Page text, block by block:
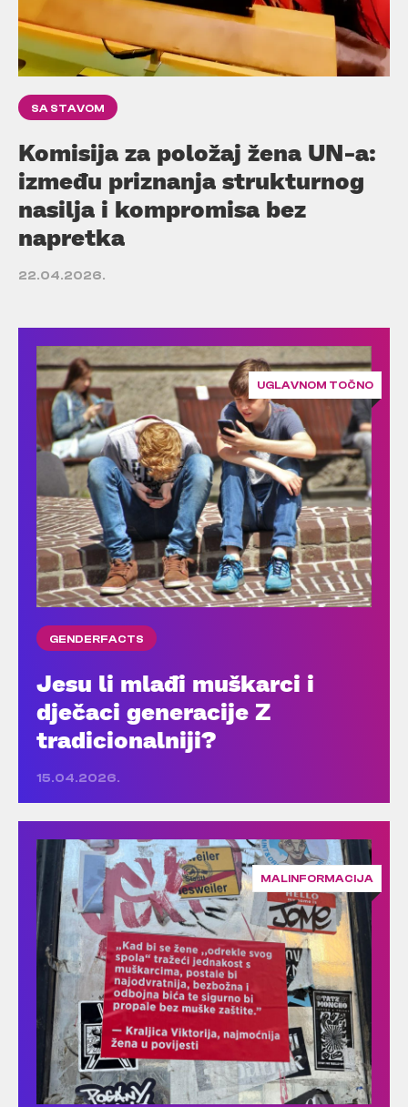
SA STAVOM
Komisija za položaj žena UN-a:
između priznanja strukturnog
nasilja i kompromisa bez
napretka
22.04.2026.
UGLAVNOM TOČNO
GENDERFACTS
Jesu li mlađi muškarci i
dječaci generacije Z
tradicionalniji?
15.04.2026.
MALINFORMACIJA